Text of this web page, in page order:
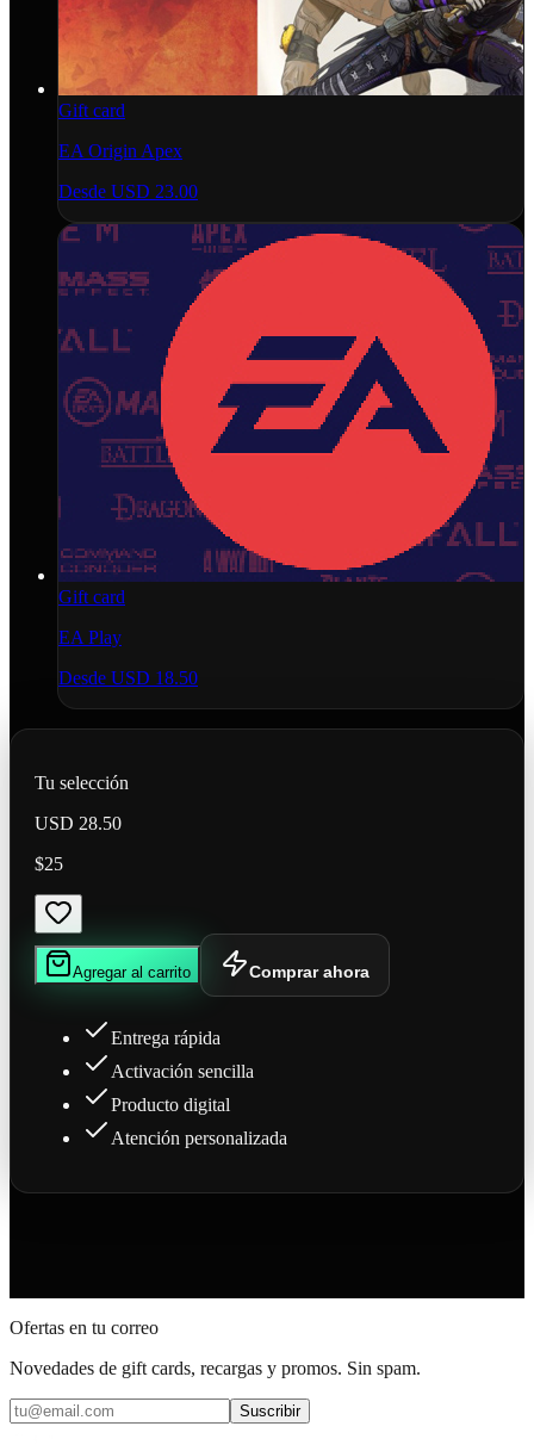
Gift card
EA Origin Apex
Desde USD 23.00
Gift card
EA Play
Desde USD 18.50
Tu selección
USD 28.50
$25
Agregar al carrito Comprar ahora
Entrega rápida
Activación sencilla
Producto digital
Atención personalizada
Ofertas en tu correo
Novedades de gift cards, recargas y promos. Sin spam.
Suscribir